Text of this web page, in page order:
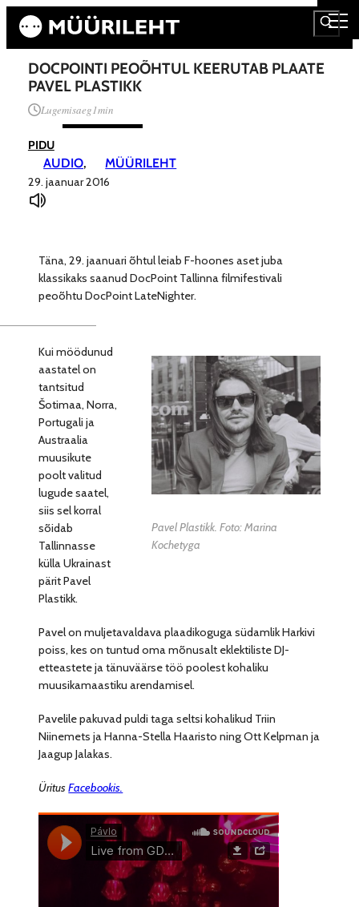
DOCPOINTI PEOÕHTUL KEERUTAB PLAATE
PAVEL PLASTIKK
Lugemisaeg1min
PIDU
AUDIO, MÜÜRILEHT
29. jaanuar 2016
Täna, 29. jaanuari õhtul leiab F-hoones aset juba
klassikaks saanud DocPoint Tallinna filmifestivali
peoõhtu DocPoint LateNighter.
Pavel Plastikk. Foto: Marina
Kochetyga
Kui möödunud
aastatel on
tantsitud
Šotimaa, Norra,
Portugali ja
Austraalia
muusikute
poolt valitud
lugude saatel,
siis sel korral
sõidab
Tallinnasse
külla Ukrainast
pärit Pavel
Plastikk.
Pavel on muljetavaldava plaadikoguga südamlik Harkivi
poiss, kes on tuntud oma mõnusalt eklektiliste DJ-
etteastete ja tänuväärse töö poolest kohaliku
muusikamaastiku arendamisel.
Pavelile pakuvad puldi taga seltsi kohalikud Triin
Niinemets ja Hanna-Stella Haaristo ning Ott Kelpman ja
Jaagup Jalakas.
ÜritusFacebookis.